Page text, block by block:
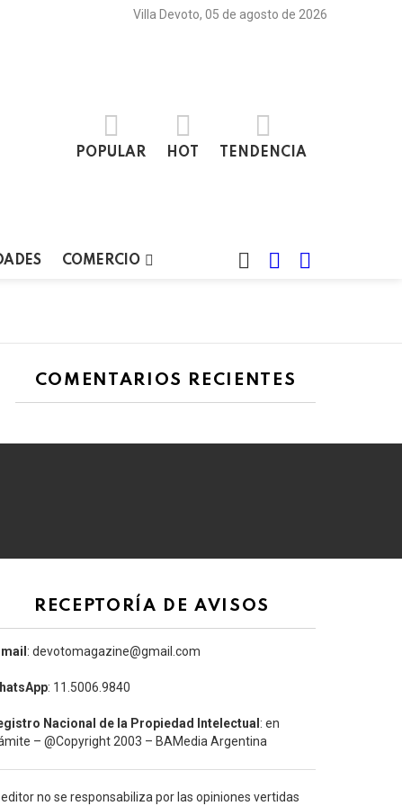
Villa Devoto, 05 de agosto de 2026
POPULAR HOT TENDENCIA
COMERCIO
SWITCH
SKIN
BUSCAR
COMENTARIOS RECIENTES
RECEPTORÍA DE AVISOS
: devotomagazine@gmail.com
: 11.5006.9840
Nacional de la Propiedad Intelectual : en
– @Copyright 2003 – BAMedia Argentina
editor no se responsabiliza por las opiniones vertidas